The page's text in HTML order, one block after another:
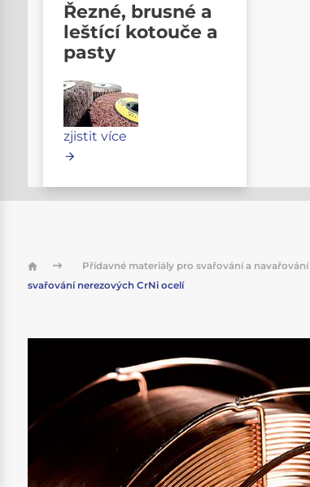
Řezné, brusné a
leštící kotouče a
pasty
zjistit více
Přídavné materiály pro svařování a navařování
svařování nerezových CrNi ocelí